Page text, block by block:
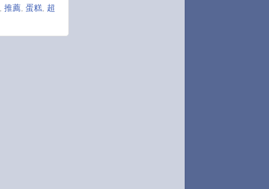
推薦 蛋糕 超